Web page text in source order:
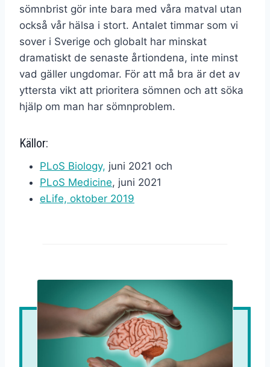
sömnbrist gör inte bara med våra matval utan
också vår hälsa i stort. Antalet timmar som vi
sover i Sverige och globalt har minskat
dramatiskt de senaste årtiondena, inte minst
vad gäller ungdomar. För att må bra är det av
yttersta vikt att prioritera sömnen och att söka
hjälp om man har sömnproblem.
Källor:
PLoS Biology, juni 2021 och
PLoS Medicine, juni 2021
eLife, oktober 2019